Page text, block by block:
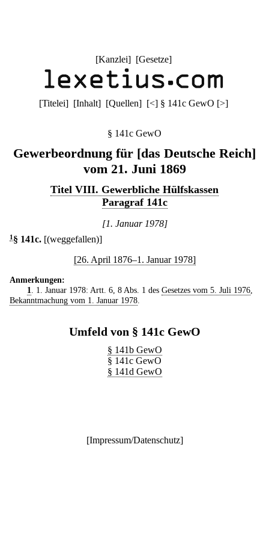
[Kanzlei] [Gesetze]
[Titelei] [Inhalt] [Quellen] [<] § 141c GewO [>]
§ 141c GewO
Gewerbeordnung für [das Deutsche Reich]
vom 21. Juni 1869
Titel VIII. Gewerbliche Hülfskassen
Paragraf 141c
[1. Januar 1978]
1 § 141c. [(weggefallen)]
[26. April 1876–1. Januar 1978]
Anmerkungen:
1
. 1. Januar 1978: Artt. 6, 8 Abs. 1 des Gesetzes vom 5. Juli 1976,
Bekanntmachung vom 1. Januar 1978
Umfeld von § 141c GewO
§ 141b GewO
§ 141c GewO
§ 141d GewO
[Impressum/Datenschutz]